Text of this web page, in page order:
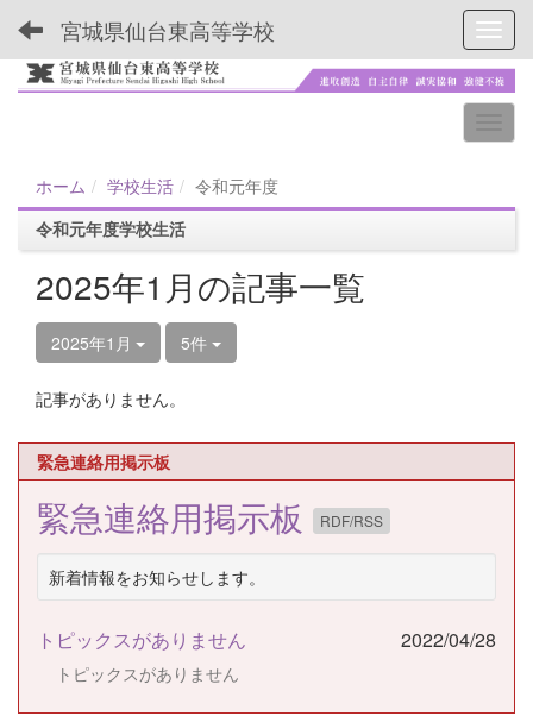
宮城県仙台東高等学校
ホーム 学校生活
令和元年度
令和元年度学校生活
2025年1月の記事一覧
2025年1月 5件
記事がありません。
緊急連絡用掲示板
緊急連絡用掲示板 RDF/RSS
新着情報をお知らせします。
トピックスがありません 2022/04/28
トピックスがありません